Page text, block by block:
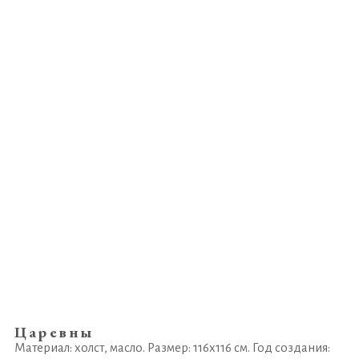
Царевны
Материал: холст, масло. Размер: 116х116 см. Год создания: